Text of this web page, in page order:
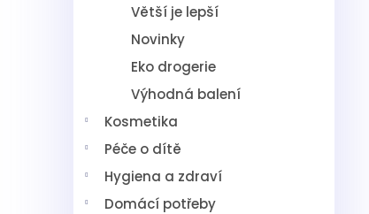
Větší je lepší
Novinky
Eko drogerie
Výhodná balení
Kosmetika
Péče o dítě
Hygiena a zdraví
Domácí potřeby